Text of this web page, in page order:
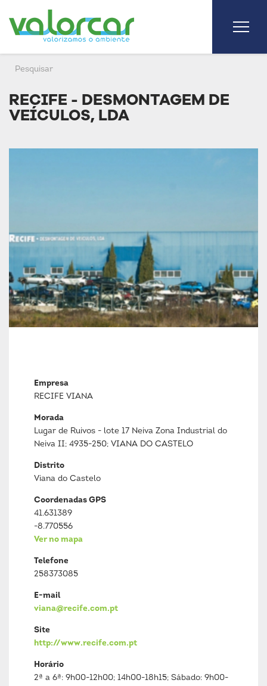
RECIFE - DESMONTAGEM DE
VEÍCULOS, LDA
Empresa
RECIFE VIANA
Morada
Lugar de Ruivos - lote 17 Neiva Zona Industrial do
Neiva II; 4935-250; VIANA DO CASTELO
Distrito
Viana do Castelo
Coordenadas GPS
41.631389
-8.770556
Ver no mapa
Telefone
258373085
E-mail
viana@recife.com.pt
Site
http://www.recife.com.pt
Horário
2ª a 6ª: 9h00-12h00; 14h00-18h15; Sábado: 9h00-